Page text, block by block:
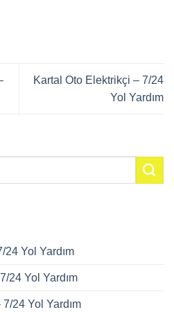
Kartal Oto Elektrikçi – 7/24
Yol Yardım
Yol Yardım
24 Yol Yardım
24 Yol Yardım